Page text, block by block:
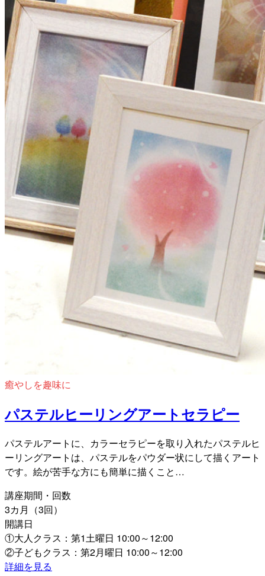
癒やしを趣味に
パステルヒーリングアートセラピー
パステルアートに、カラーセラピーを取り入れたパステルヒ
ーリングアートは、パステルをパウダー状にして描くアート
です。絵が苦手な方にも簡単に描くこと…
講座期間・回数
3カ月（3回）
開講日
①大人クラス：第1土曜日 10:00～12:00
②子どもクラス：第2月曜日 10:00～12:00
詳細を見る